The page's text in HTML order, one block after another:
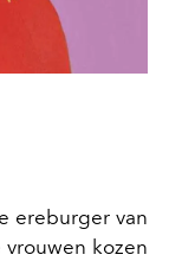
ereburger van
kozen